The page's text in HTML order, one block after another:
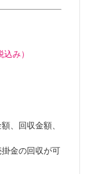
み）
、回収金額、
金の回収が可